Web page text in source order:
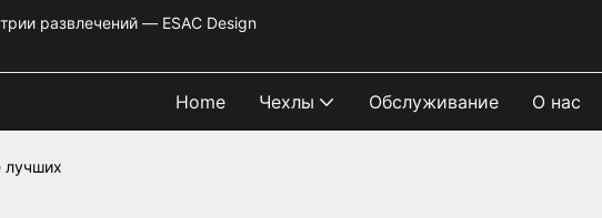
развлечений — ESAC Design
Home Чехлы Обслуживание О нас
лучших